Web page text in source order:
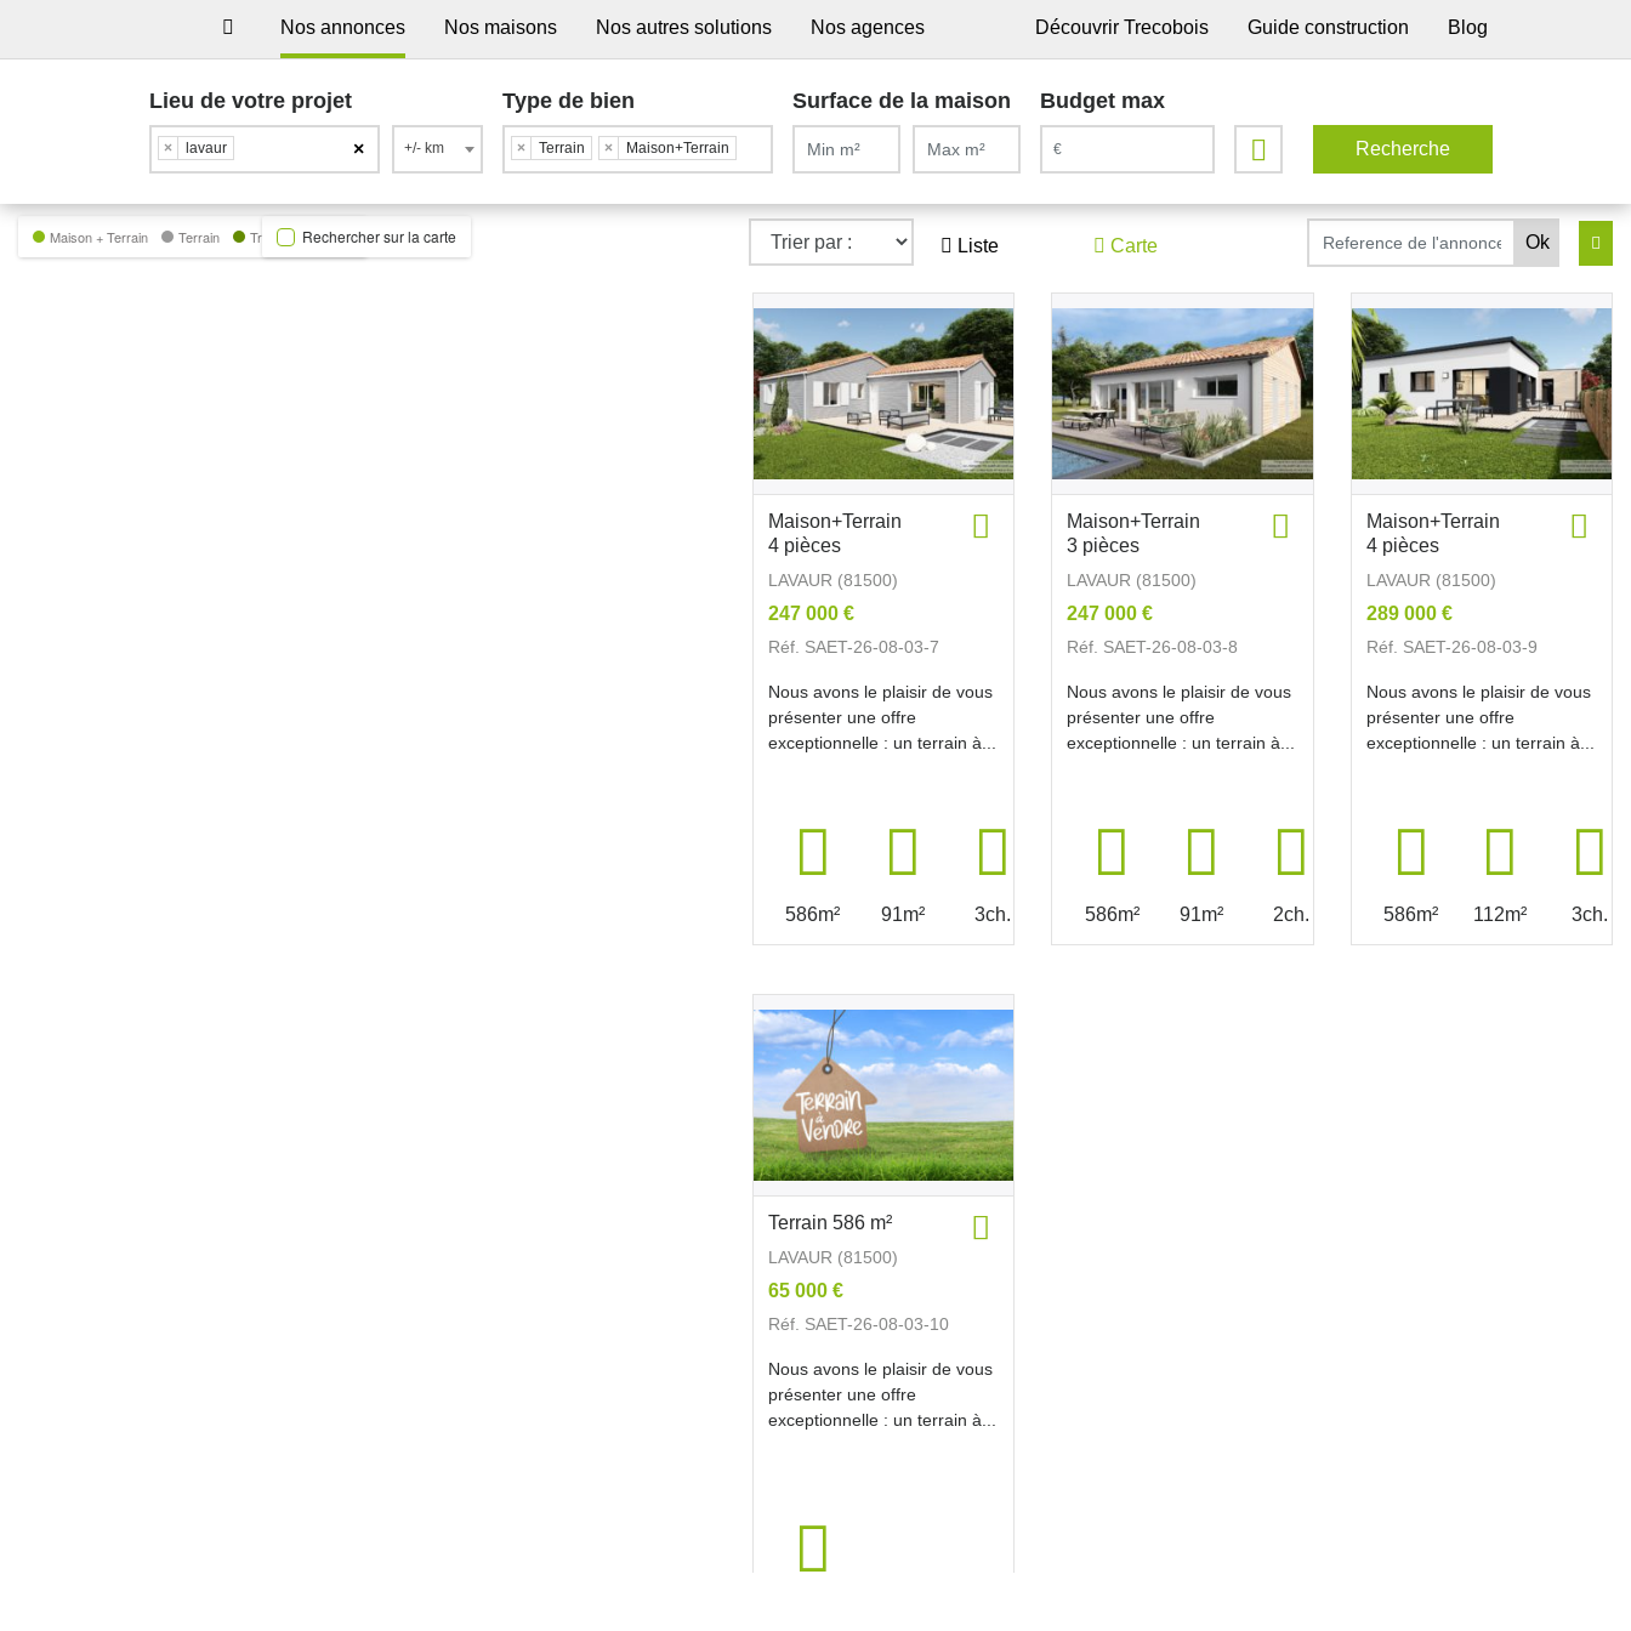
Nos annonces Nos maisons Nos autres solutions Nos agences Découvrir Trecobois Guide construction Blog
Lieu de votre projet
×
× lavaur +/- km
Type de bien
× Terrain × Maison+Terrain
Surface de la maison Budget max
Liste Carte
Maison + Terrain Terrain Trecobat GreenRechercher sur la carte
Maison+Terrain
4 pièces
LAVAUR (81500)
247 000 €
Réf. SAET-26-08-03-7
Nous avons le plaisir de vous
présenter une offre
exceptionnelle : un terrain à...
586m² 91m² 3ch.
Maison+Terrain
3 pièces
LAVAUR (81500)
247 000 €
Réf. SAET-26-08-03-8
Nous avons le plaisir de vous
présenter une offre
exceptionnelle : un terrain à...
586m² 91m² 2ch.
Maison+Terrain
4 pièces
LAVAUR (81500)
289 000 €
Réf. SAET-26-08-03-9
Nous avons le plaisir de vous
présenter une offre
exceptionnelle : un terrain à...
586m² 112m² 3ch.
Terrain 586 m²
LAVAUR (81500)
65 000 €
Réf. SAET-26-08-03-10
Nous avons le plaisir de vous
présenter une offre
exceptionnelle : un terrain à...